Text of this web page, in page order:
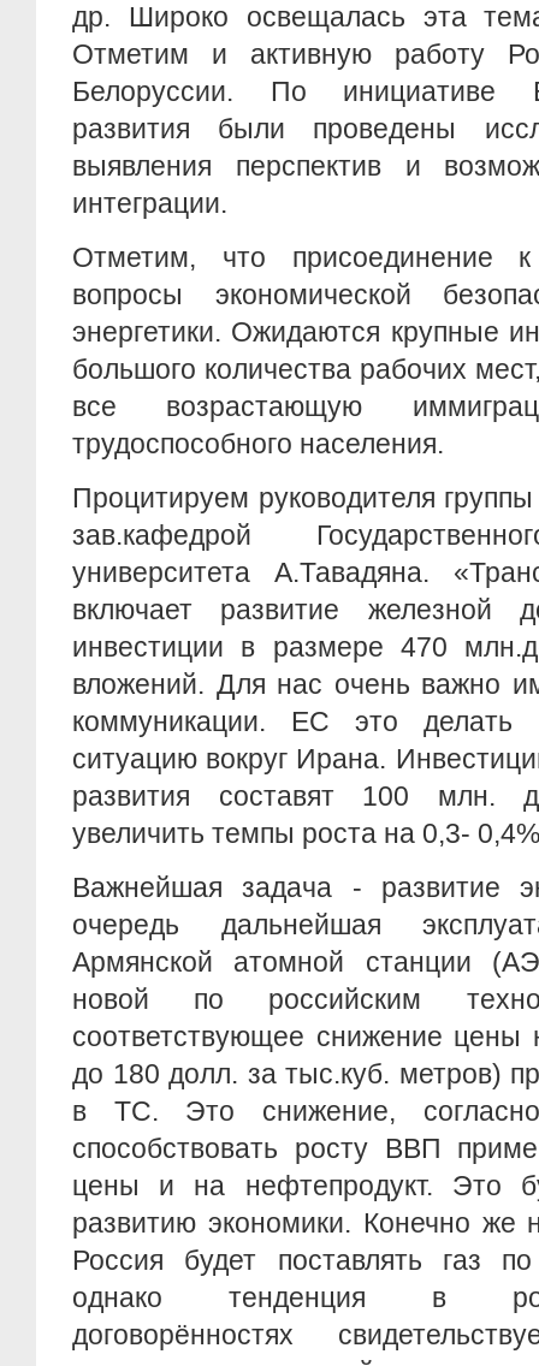
др. Широко освещалась эта
Отметим и активную работу
Белоруссии. По инициативе
развития были проведены
выявления перспектив и
интеграции.
Отметим, что присоединение
вопросы экономической
энергетики. Ожидаются крупные
большого количества рабочих
все возрастающую
трудоспособного населения.
Процитируем руководителя
зав.кафедрой
университета А.Тавадяна.
включает развитие железной
инвестиции в размере 470
вложений. Для нас очень важно
коммуникации. ЕС это делать
ситуацию вокруг Ирана.
развития составят 100 млн.
увеличить темпы роста на 0,3-
Важнейшая задача - развитие
очередь дальнейшая
Армянской атомной станции
новой по российским
соответствующее снижение цены
до 180 долл. за тыс.куб. метров)
в ТС. Это снижение,
способствовать росту ВВП
цены и на нефтепродукт. Это
развитию экономики. Конечно же
Россия будет поставлять газ
однако тенденция в
договорённостях